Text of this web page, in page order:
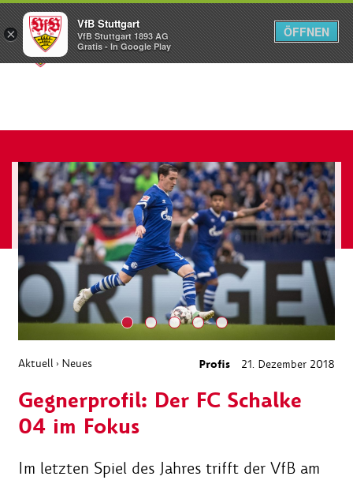
Menü
Aktuell › Neues Profis 21. Dezember 2018
Gegnerprofil: Der FC Schalke
04 im Fokus
Im letzten Spiel des Jahres trifft der VfB am
×
VfB Stuttgart
VfB Stuttgart 1893 AG
Gratis - In Google Play
ÖFFNEN